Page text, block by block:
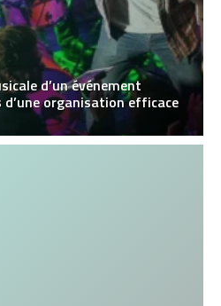
d’un événement
organisation efficace